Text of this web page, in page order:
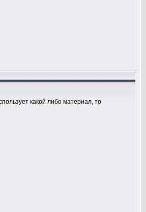
какой либо материал, то